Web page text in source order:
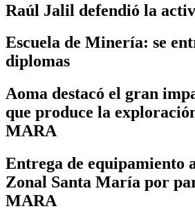
Raúl Jalil defendió la
Escuela de Minería: se
diplomas
Aoma destacó el gran
que produce la
MARA
Entrega de equipamiento
Zonal Santa María por
MARA